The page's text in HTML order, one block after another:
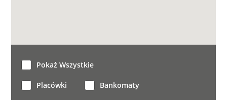
Pokaż Wszystkie
Placówki Bankomaty